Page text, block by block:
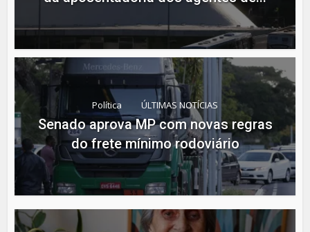
Política ÚLTIMAS NOTÍCIAS
Senado aprova MP com novas regras
do frete mínimo rodoviário